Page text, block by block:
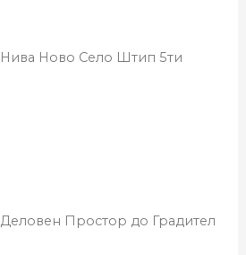
Нива Ново Село Штип 5ти
Деловен Простор до Градител